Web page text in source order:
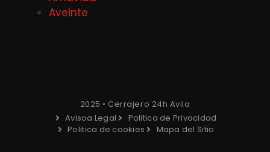
Aveinte
2025 • Cerrajero 24h Avila
Avisoa Legal
Politica de Privacidad
Politica de cookies
Mapa del Sitio